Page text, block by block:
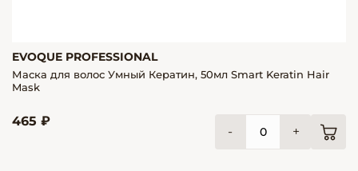
EVOQUE PROFESSIONAL
Маска для волос Умный Кератин, 50мл Smart Keratin Hair
Mask
465 ₽
- +